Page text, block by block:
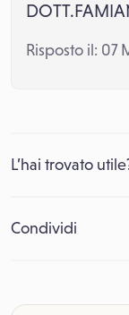
Risposto il: 07
L’hai trovato
Condividi